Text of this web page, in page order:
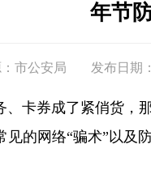
年节
市公安局 发布日期
、卡券成了紧俏货，
的网络“骗术”以及